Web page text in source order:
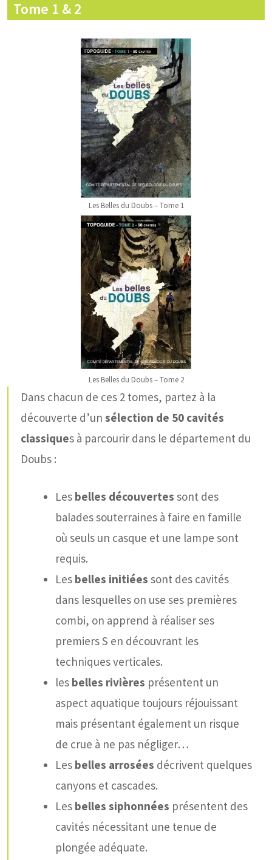
Tome 1 & 2
Les Belles du Doubs – Tome 1
Les Belles du Doubs – Tome 2
Dans chacun de ces 2 tomes, partez à la
découverte d’un sélection de 50 cavités
classiques à parcourir dans le département du
Doubs :
Les belles découvertes sont des
balades souterraines à faire en famille
où seuls un casque et une lampe sont
requis.
Les belles initiées sont des cavités
dans lesquelles on use ses premières
combi, on apprend à réaliser ses
premiers S en découvrant les
techniques verticales.
les belles rivières présentent un
aspect aquatique toujours réjouissant
mais présentant également un risque
de crue à ne pas négliger…
Les belles arrosées décrivent quelques
canyons et cascades.
Les belles siphonnées présentent des
cavités nécessitant une tenue de
plongée adéquate.